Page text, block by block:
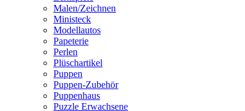
Malen/Zeichnen
Ministeck
Modellautos
Papeterie
Perlen
Plüschartikel
Puppen
Puppen-Zubehör
Puppenhaus
Puzzle Erwachsene